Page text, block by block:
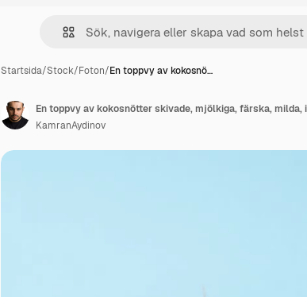
Startsida/Stock/Foton/En toppvy av kokosnö…
KamranAydinov